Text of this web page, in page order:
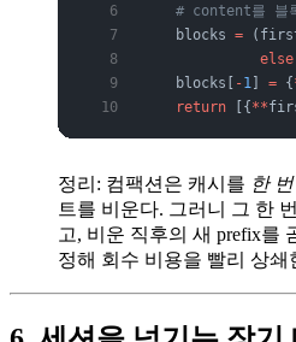
# content를 블
    blocks
=
              else
    blocks[
-1 ] = {
    return
[{**
정리: 컴팩션은 캐시를 한 번
트를 비운다. 그러니 그 한
고, 비운 직후의 새 prefix를
정해 회수 비용을 빨리 상쇄